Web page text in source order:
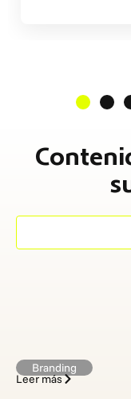
Branding
Leer más